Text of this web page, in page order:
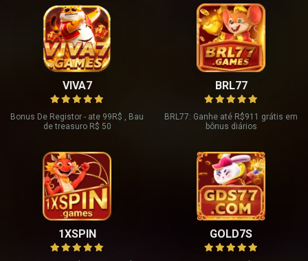
VIVA7
Bonus De Registor - ate 99R$ , Bau
de treasuro R$ 50
BRL77
BRL77: Ganhe até R$911 grátis em
bônus diários
1XSPIN GOLD7S